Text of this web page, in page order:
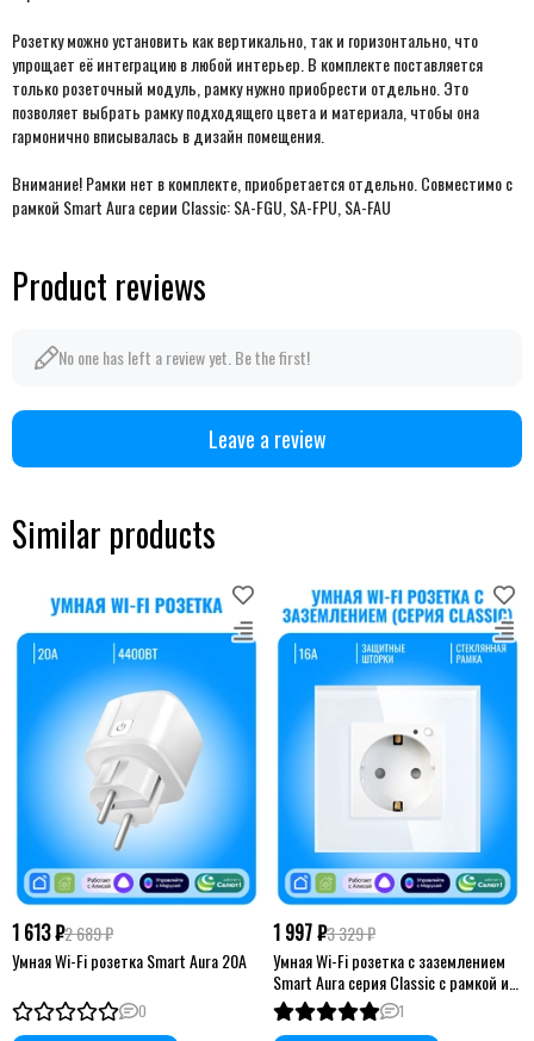
Розетку можно установить как вертикально, так и горизонтально, что
упрощает её интеграцию в любой интерьер. В комплекте поставляется
только розеточный модуль, рамку нужно приобрести отдельно. Это
позволяет выбрать рамку подходящего цвета и материала, чтобы она
гармонично вписывалась в дизайн помещения.
Внимание! Рамки нет в комплекте, приобретается отдельно. Совместимо с
рамкой Smart Aura серии Classic:SA-FGU, SA-FPU, SA-FAU
Product reviews
No one has left a review yet. Be the first!
Leave a review
Similar products
1 613 ₽2 689 ₽
Умная Wi-Fi розетка Smart Aura 20А
0
1 997 ₽3 329 ₽
Умная Wi-Fi розетка с заземлением
Smart Aura серия Classic с рамкой из
стекла
1